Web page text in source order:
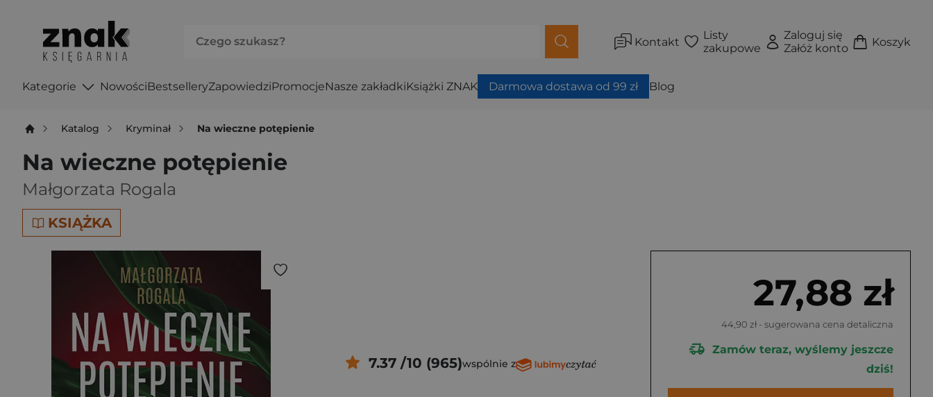
Kontakt
Listy
zakupowe
Zaloguj się
Załóż konto
Koszyk
Kategorie NowościBestselleryZapowiedziPromocjeNasze zakładkiKsiążki ZNAK Darmowa dostawa od 99 zł Blog
Katalog Kryminał Na wieczne potępienie
Na wieczne potępienie
Małgorzata Rogala
KSIĄŻKA
27,88 zł
44,90 zł - sugerowana cena detaliczna
Zamów teraz, wyślemy jeszcze
dziś!
7.37 /10 (965)wspólnie z